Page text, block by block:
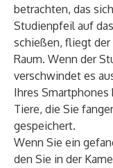
betrachten, das
Studienpfeil auf
schießen, fliegt der
Raum. Wenn der
verschwindet es
Ihres
Tiere, die Sie
gespeichert.
Wenn Sie ein
den Sie in der